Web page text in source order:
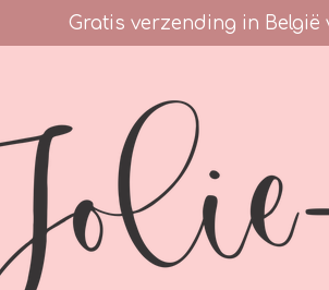
Gratis verzending in België